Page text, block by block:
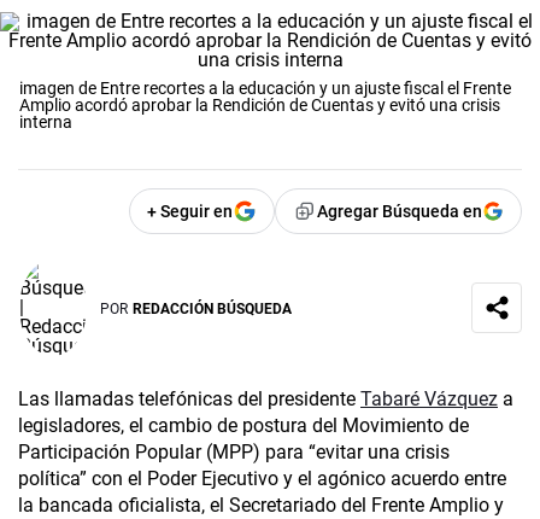
imagen de Entre recortes a la educación y un ajuste fiscal el Frente
Amplio acordó aprobar la Rendición de Cuentas y evitó una crisis
interna
+ Seguir en Agregar Búsqueda en
POR REDACCIÓN BÚSQUEDA
Las llamadas telefónicas del presidente Tabaré Vázquez a
legisladores, el cambio de postura del Movimiento de
Participación Popular (MPP) para “evitar una crisis
política” con el Poder Ejecutivo y el agónico acuerdo entre
la bancada oficialista, el Secretariado del Frente Amplio y